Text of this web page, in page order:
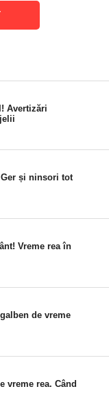
Avertizări
și ninsori tot
Vreme rea în
de vreme
vreme rea. Când